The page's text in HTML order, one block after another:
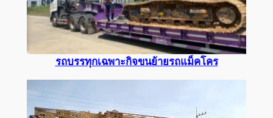
รถบรรทุกเฉพาะกิจขนย้ายรถแม็คโคร